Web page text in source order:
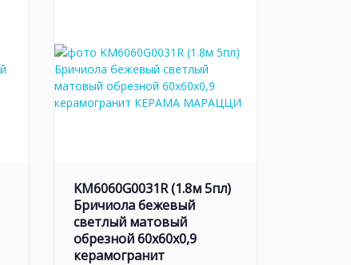
KM6060G0031R (1.8м 5пл)
Бричиола бежевый
светлый матовый
обрезной 60x60x0,9
керамогранит